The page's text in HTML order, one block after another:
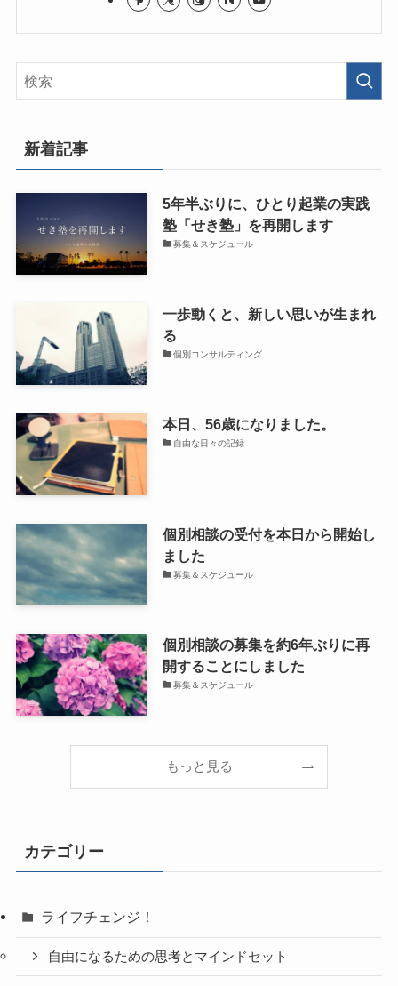
新着記事
5年半ぶりに、ひとり起業の実践
塾「せき塾」を再開します
募集＆スケジュール
一歩動くと、新しい思いが生まれ
る
個別コンサルティング
本日、56歳になりました。
自由な日々の記録
個別相談の受付を本日から開始し
ました
募集＆スケジュール
個別相談の募集を約6年ぶりに再
開することにしました
募集＆スケジュール
もっと見る
カテゴリー
ライフチェンジ！
自由になるための思考とマインドセット